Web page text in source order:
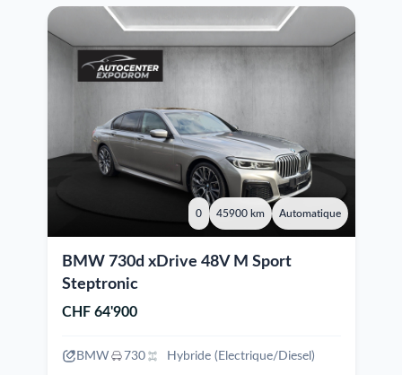
0 45900 km Automatique
BMW 730d xDrive 48V M Sport
Steptronic
CHF 64'900
BMW 730
Hybride (Electrique/Diesel)